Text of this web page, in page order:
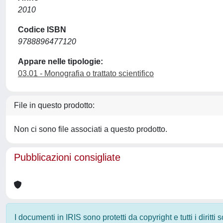
2010
Codice ISBN
9788896477120
Appare nelle tipologie:
03.01 - Monografia o trattato scientifico
File in questo prodotto:
Non ci sono file associati a questo prodotto.
Pubblicazioni consigliate
I documenti in IRIS sono protetti da copyright e tutti i diritti